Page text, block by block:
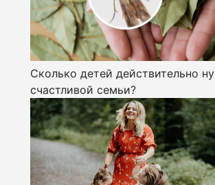
Сколько детей действительно
счастливой семьи?